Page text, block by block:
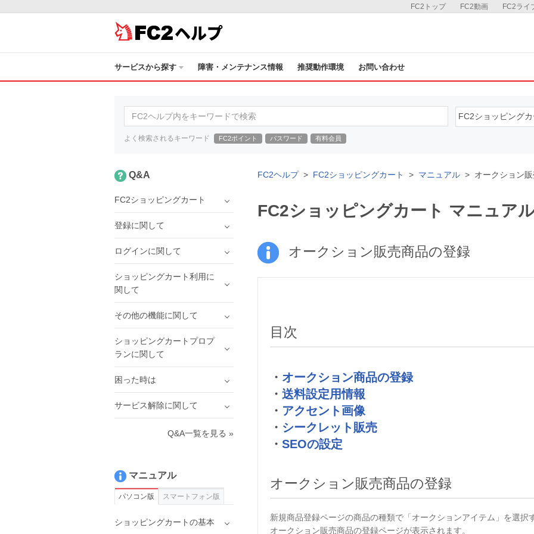
FC2ライ
FC2動画
FC2トップ
ヘルプ
サービスから探す 障害・メンテナンス情報 推奨動作環境 お問い合わせ
よく検索されるキーワード FC2ポイント パスワード 有料会員
FC2ヘルプ FC2ショッピングカート マニュアル オークション
FC2ショッピングカート マニュア
オークション販売商品の登録
目次
・ オークション商品の登録
・ 送料設定用情報
・ アクセント画像
・ シークレット販売
・ SEOの設定
オークション販売商品の登録
新規商品登録ページの商品の種類で「オークションアイテム」を選択
オークション販売商品の登録ページが表示されます。
Q&A
FC2ショッピングカート
登録に関して
ログインに関して
ショッピングカート利用に
関して
その他の機能に関して
ショッピングカートプロプ
ランに関して
困った時は
サービス解除に関して
Q&A一覧を見る »
マニュアル
パソコン版 スマートフォン版
ショッピングカートの基本